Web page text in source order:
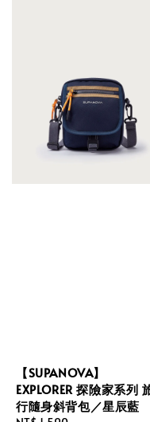
【SUPANOVA】
EXPLORER 探險家系列
行隨身斜背包／星辰藍